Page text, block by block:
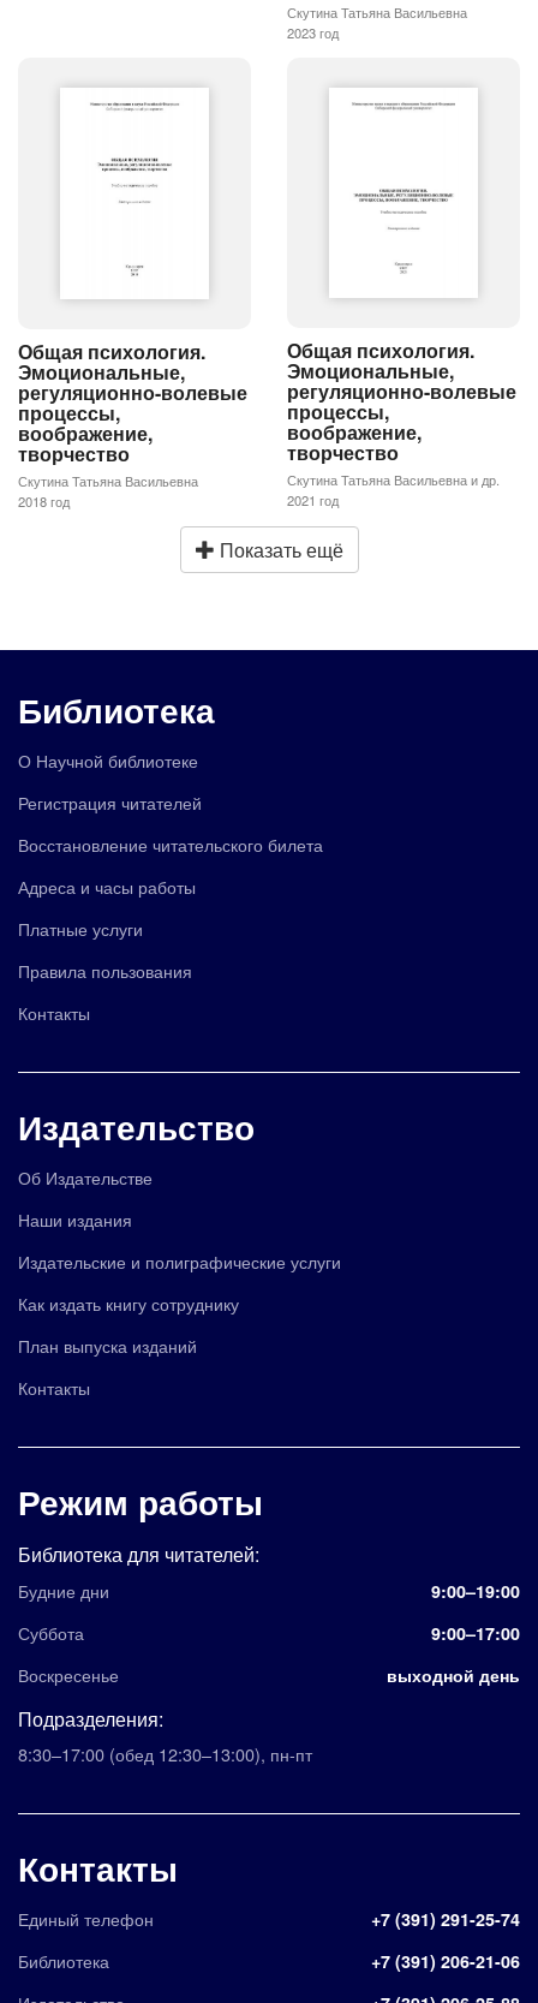
Скутина Татьяна Васильевна
2023 год
Общая психология.
Эмоциональные,
регуляционно-волевые
процессы,
воображение,
творчество
Скутина Татьяна Васильевна
2018 год
Общая психология.
Эмоциональные,
регуляционно-волевые
процессы,
воображение,
творчество
Скутина Татьяна Васильевна и др.
2021 год
Показать ещё
Библиотека
О Научной библиотеке
Регистрация читателей
Восстановление читательского билета
Адреса и часы работы
Платные услуги
Правила пользования
Контакты
Издательство
Об Издательстве
Наши издания
Издательские и полиграфические услуги
Как издать книгу сотруднику
План выпуска изданий
Контакты
Режим работы
Библиотека для читателей:
Будние дни 9:00–19:00
Суббота 9:00–17:00
Воскресенье выходной день
Подразделения:
8:30–17:00 (обед 12:30–13:00), пн-пт
Контакты
Единый телефон +7 (391) 291-25-74
Библиотека +7 (391) 206-21-06